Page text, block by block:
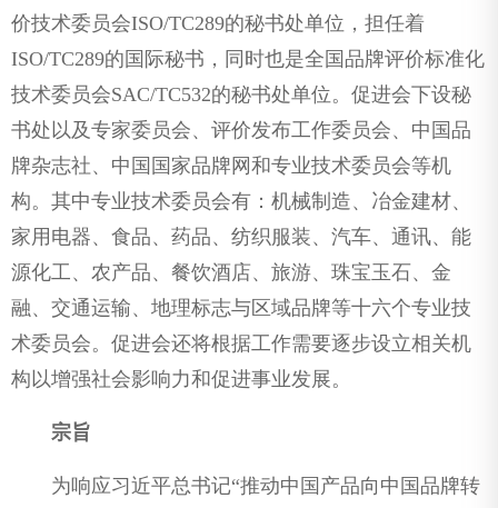
价技术委员会ISO/TC289的秘书处单位，担任着
ISO/TC289的国际秘书，同时也是全国品牌评价标准化
技术委员会SAC/TC532的秘书处单位。促进会下设秘
书处以及专家委员会、评价发布工作委员会、中国品
牌杂志社、中国国家品牌网和专业技术委员会等机
构。其中专业技术委员会有：机械制造、冶金建材、
家用电器、食品、药品、纺织服装、汽车、通讯、能
源化工、农产品、餐饮酒店、旅游、珠宝玉石、金
融、交通运输、地理标志与区域品牌等十六个专业技
术委员会。促进会还将根据工作需要逐步设立相关机
构以增强社会影响力和促进事业发展。
宗旨
为响应习近平总书记“推动中国产品向中国品牌转